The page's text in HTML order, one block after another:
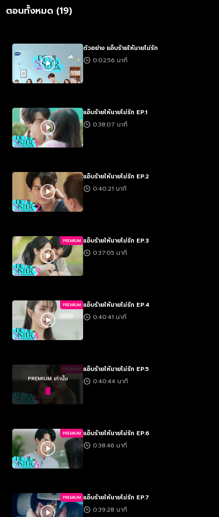
ตอนทั้งหมด (19)
ตัวอย่าง แอ๊บร้ายให้นายไม่รัก
0:02:56 นาที
แอ๊บร้ายให้นายไม่รัก EP.1
0:38:07 นาที
แอ๊บร้ายให้นายไม่รัก EP.2
0:40:21 นาที
PREMIUM แอ๊บร้ายให้นายไม่รัก EP.3
0:37:05 นาที
PREMIUM แอ๊บร้ายให้นายไม่รัก EP.4
0:40:41 นาที
PREMIUM
PREMIUM เท่านั้น
แอ๊บร้ายให้นายไม่รัก EP.5
0:40:44 นาที
PREMIUM แอ๊บร้ายให้นายไม่รัก EP.6
0:38:46 นาที
PREMIUM แอ๊บร้ายให้นายไม่รัก EP.7
0:39:28 นาที